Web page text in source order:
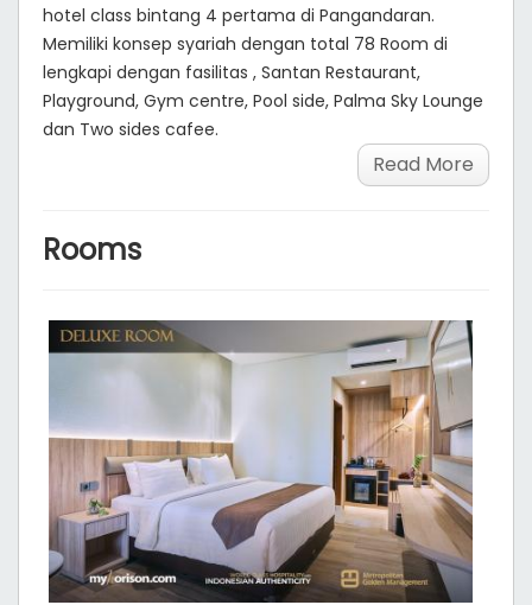
hotel class bintang 4 pertama di Pangandaran.
Memiliki konsep syariah dengan total 78 Room di
lengkapi dengan fasilitas , Santan Restaurant,
Playground, Gym centre, Pool side, Palma Sky Lounge
dan Two sides cafee.
Read More
Rooms